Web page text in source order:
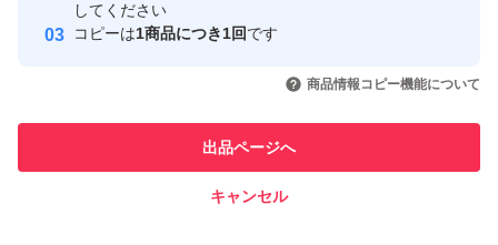
（10）【商品紹介等ご納得、ご了承出来る方のみ入札願
（11）【入札後・落札後の一方的なキャンセルや返品は
取引実績◯+
このユーザーはYahoo!フリマの取
引を完了させた実績があります
での取引実績があります
スピード&安心発送
※このバッジは実績に基づく表示であり、発送を保証しているものではあり
してください
コピーは1商品につき1回です
商品情報コピー機能について
出品ページへ
キャンセル